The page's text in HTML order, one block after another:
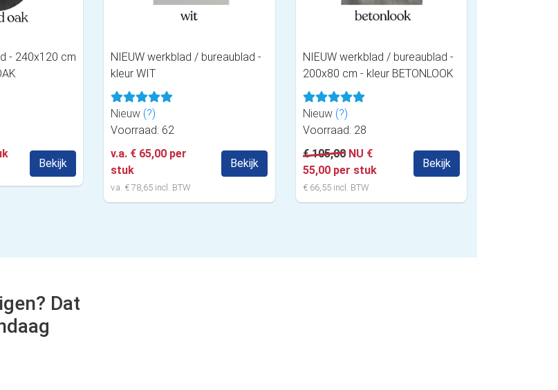
- 240x120 cm
Bekijk
NIEUW werkblad / bureaublad -
kleur WIT
Nieuw (?)
Voorraad: 62
v.a. € 65,00 per
stuk
v.a. € 78,65 incl. BTW
Bekijk
NIEUW werkblad / bureaublad -
200x80 cm - kleur BETONLOOK
Nieuw (?)
Voorraad: 28
€ 105,00NU €
55,00 per stuk
€ 66,55 incl. BTW
Bekijk
Dat